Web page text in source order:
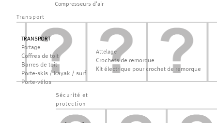
Compresseurs d'air
Transport
TRANSPORT
Portage
Coffres de toit
Barres de toit
Porte-skis / kayak / surf
Porte-vélos
Attelage
Crochets de remorque
Kit électrique pour crochet de remorque
Sécurité et
protection